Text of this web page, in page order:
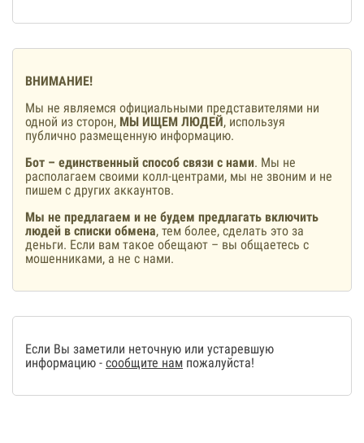
ВНИМАНИЕ!
Мы не являемся официальными представителями ни
одной из сторон, МЫ ИЩЕМ ЛЮДЕЙ, используя
публично размещенную информацию.
Бот – единственный способ связи с нами. Мы не
располагаем своими колл-центрами, мы не звоним и не
пишем с других аккаунтов.
Мы не предлагаем и не будем предлагать включить
людей в списки обмена, тем более, сделать это за
деньги. Если вам такое обещают – вы общаетесь с
мошенниками, а не с нами.
Если Вы заметили неточную или устаревшую
информацию - сообщите нам пожалуйста!